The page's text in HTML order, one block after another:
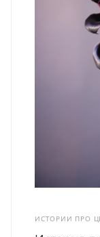
ИСТОРИИ ПРО